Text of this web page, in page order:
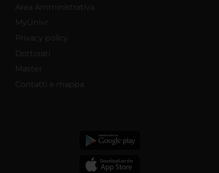
Area Amministrativa
MyUnivr
Privacy policy
Dottorati
Master
Contatti e mappa